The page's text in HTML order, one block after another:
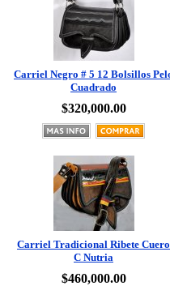
Carriel Negro # 5 12 Bolsillos Pelo
Cuadrado
$320,000.00
Carriel Tradicional Ribete Cuero
C Nutria
$460,000.00